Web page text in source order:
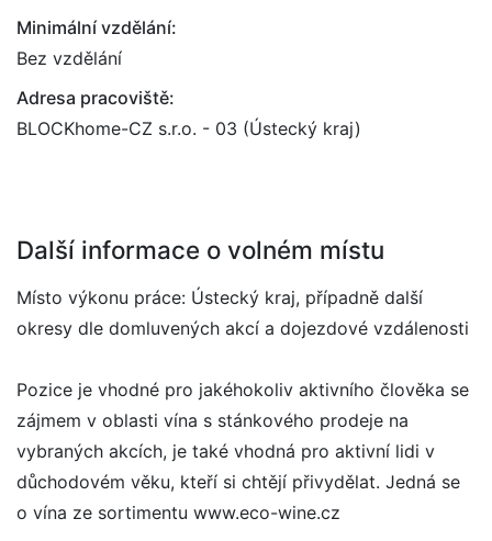
Minimální vzdělání:
Bez vzdělání
Adresa pracoviště:
BLOCKhome-CZ s.r.o. - 03 (Ústecký kraj)
Další informace o volném místu
Místo výkonu práce: Ústecký kraj, případně další
okresy dle domluvených akcí a dojezdové vzdálenosti
Pozice je vhodné pro jakéhokoliv aktivního člověka se
zájmem v oblasti vína s stánkového prodeje na
vybraných akcích, je také vhodná pro aktivní lidi v
důchodovém věku, kteří si chtějí přivydělat. Jedná se
o vína ze sortimentu www.eco-wine.cz